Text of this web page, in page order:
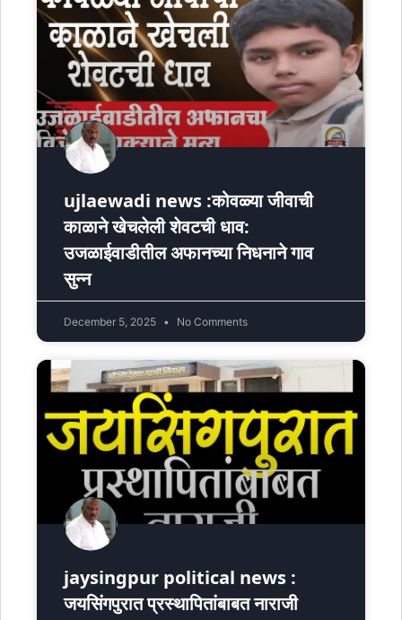
ujlaewadi news :कोवळ्या जीवाची
काळाने खेचलेली शेवटची धाव:
उजळाईवाडीतील अफानच्या निधनाने गाव
सुन्न
December 5, 2025 No Comments
jaysingpur political news :
जयसिंगपुरात प्रस्थापितांबाबत नाराजी